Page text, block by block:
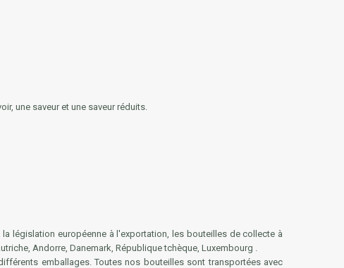
une saveur et une saveur réduits.
législation européenne à l'exportation, les bouteilles de collecte à
Andorre, Danemark, République tchèque, Luxembourg .
emballages. Toutes nos bouteilles sont transportées avec